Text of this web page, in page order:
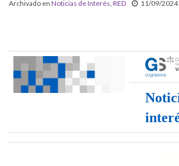
Archivado en Noticias de Interés RED 11/09/2024